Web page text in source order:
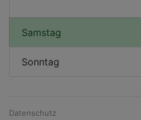
Samstag
Sonntag
Datenschutz